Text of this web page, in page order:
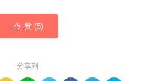
 赞 (5)
分享到